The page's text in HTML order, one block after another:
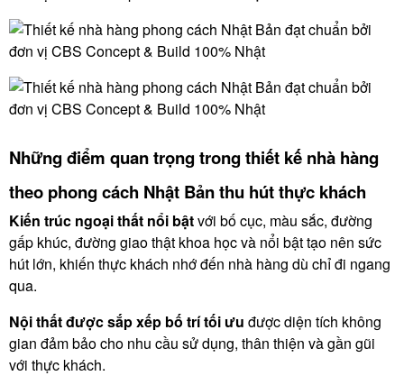
Những điểm quan trọng trong thiết kế nhà hàng
theo phong cách Nhật Bản thu hút thực khách
Kiến trúc ngoại thất nổi bậtvới bố cục, màu sắc, đường
gấp khúc, đường giao thật khoa học và nổi bật tạo nên sức
hút lớn, khiến thực khách nhớ đến nhà hàng dù chỉ đi ngang
qua.
Nội thất được sắp xếp bố trí tối ưu được diện tích không
gian đảm bảo cho nhu cầu sử dụng, thân thiện và gần gũi
với thực khách.